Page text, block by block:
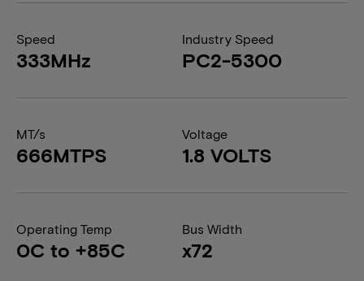
Speed
333MHz
Industry Speed
PC2-5300
MT/s
666MTPS
Voltage
1.8 VOLTS
Operating Temp
0C to +85C
Bus Width
x72